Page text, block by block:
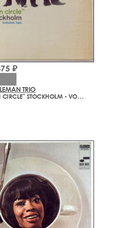
TRIO
– AT THE "GOLDEN CIRCLE" STOCKHOLM - VOLUME TWO
₽